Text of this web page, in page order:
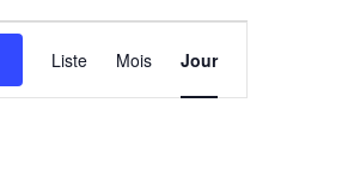
Évènement
Views
Liste Mois Jour